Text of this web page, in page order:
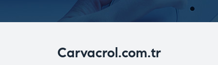
Carvacrol.com.tr